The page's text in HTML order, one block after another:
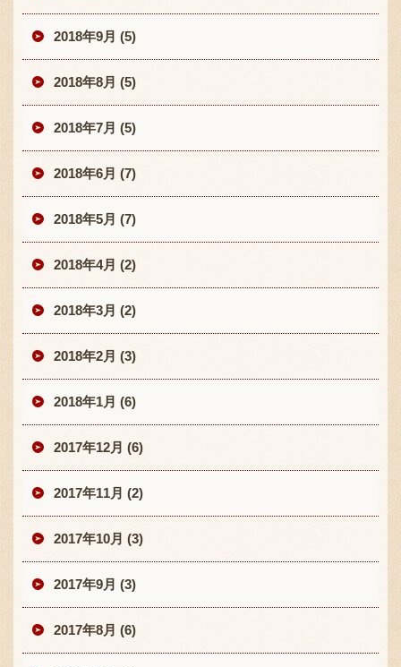
2018年9月 (5)
2018年8月 (5)
2018年7月 (5)
2018年6月 (7)
2018年5月 (7)
2018年4月 (2)
2018年3月 (2)
2018年2月 (3)
2018年1月 (6)
2017年12月 (6)
2017年11月 (2)
2017年10月 (3)
2017年9月 (3)
2017年8月 (6)